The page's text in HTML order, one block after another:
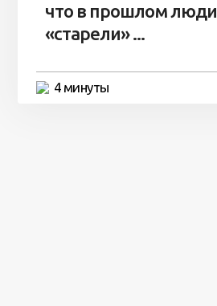
что в прошлом люди
«старели» ...
4 минуты